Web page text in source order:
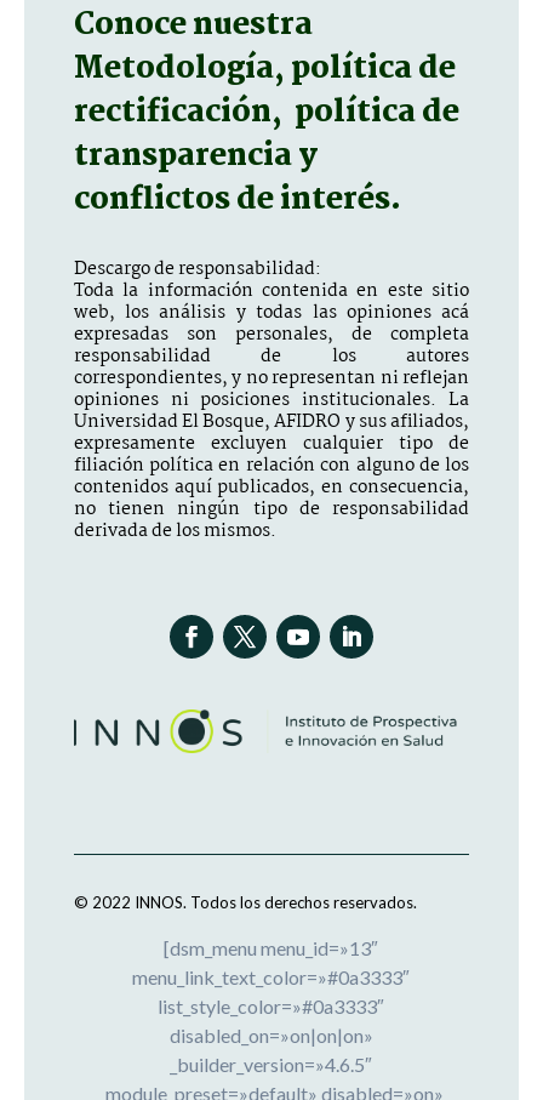
Conoce nuestra
Metodología, política de
rectificación, política de
transparencia y
conflictos de interés.
Descargo de responsabilidad:
Toda la información contenida en este sitio
web, los análisis y todas las opiniones acá
expresadas son personales, de completa
responsabilidad de los autores
correspondientes, y no representan ni reflejan
opiniones ni posiciones institucionales. La
Universidad El Bosque, AFIDRO y sus afiliados,
expresamente excluyen cualquier tipo de
filiación política en relación con alguno de los
contenidos aquí publicados, en consecuencia,
no tienen ningún tipo de responsabilidad
derivada de los mismos.
© 2022 INNOS. Todos los derechos reservados.
[dsm_menu menu_id=»13″
menu_link_text_color=»#0a3333″
list_style_color=»#0a3333″
disabled_on=»on|on|on»
_builder_version=»4.6.5″
_module_preset=»default» disabled=»on»